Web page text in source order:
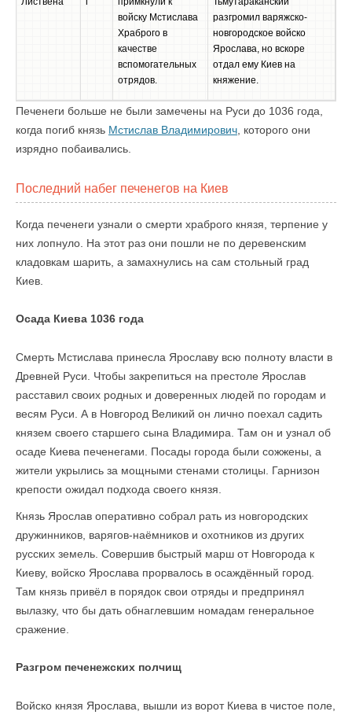
войску Мстислава
Храброго в
качестве
вспомогательных
отрядов.
разгромил варяжско-
новгородское войско
Ярослава, но вскоре
отдал ему Киев на
княжение.
Печенеги больше не были замечены на Руси до 1036 года,
когда погиб князь Мстислав Владимирович , которого они
изрядно побаивались.
Последний набег печенегов на Киев
Когда печенеги узнали о смерти храброго князя, терпение у
них лопнуло. На этот раз они пошли не по деревенским
кладовкам шарить, а замахнулись на сам стольный град
Киев.
Осада Киева 1036 года
Смерть Мстислава принесла Ярославу всю полноту власти в
Древней Руси. Чтобы закрепиться на престоле Ярослав
расставил своих родных и доверенных людей по городам и
весям Руси. А в Новгород Великий он лично поехал садить
князем своего старшего сына Владимира. Там он и узнал об
осаде Киева печенегами. Посады города были сожжены, а
жители укрылись за мощными стенами столицы. Гарнизон
крепости ожидал подхода своего князя.
Князь Ярослав оперативно собрал рать из новгородских
дружинников, варягов-наёмников и охотников из других
русских земель. Совершив быстрый марш от Новгорода к
Киеву, войско Ярослава прорвалось в осаждённый город.
Там князь привёл в порядок свои отряды и предпринял
вылазку, что бы дать обнаглевшим номадам генеральное
сражение.
Разгром печенежских полчищ
Войско князя Ярослава, вышли из ворот Киева в чистое поле,